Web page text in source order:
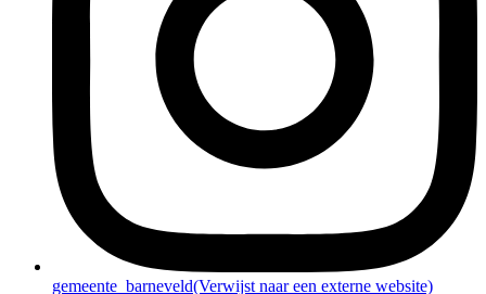
gemeente_barneveld(Verwijst naar een externe website)